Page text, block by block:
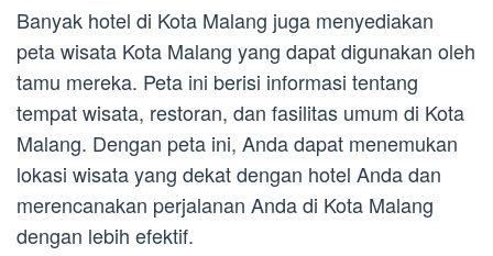
Banyak hotel di Kota Malang juga menyediakan
peta wisata Kota Malang yang dapat digunakan oleh
tamu mereka. Peta ini berisi informasi tentang
tempat wisata, restoran, dan fasilitas umum di Kota
Malang. Dengan peta ini, Anda dapat menemukan
lokasi wisata yang dekat dengan hotel Anda dan
merencanakan perjalanan Anda di Kota Malang
dengan lebih efektif.